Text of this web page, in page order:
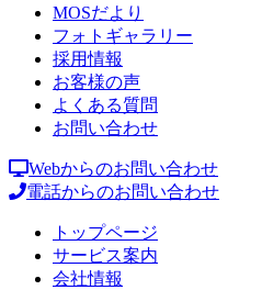
MOSだより
フォトギャラリー
採用情報
お客様の声
よくある質問
お問い合わせ
Webからのお問い合わせ
電話からのお問い合わせ
トップページ
サービス案内
会社情報